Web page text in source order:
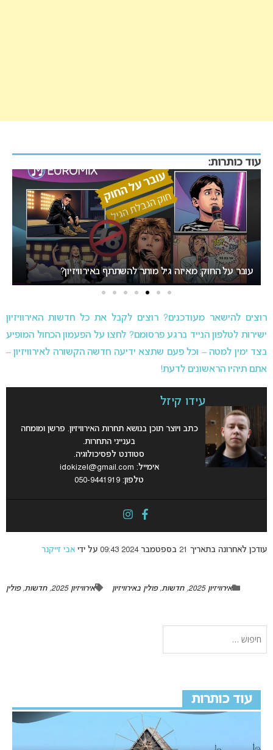
עוד כותרות:
עובר על החוק: מאיזה גיל מותר להשתתף באירוויזיון?
רוצים להישאר מעודכנים? רוצים לקבל את כל חדשות האירוויזיון
ישירות לטלפון הנייד ברגע פרסומם? לחצו על הפעמון הכחול המופיע
בצד ימין למטה – וכל פעם שתצא ידיעה חדשה הקשורה לאירוויזיון –
אתם תיהיו הראשונים לדעת!
עידו קיזל
כתב ויוצר תוכן בנושא תחרות האירוויזיון. פרשן ומומחה
בענייני התחרות.
סטודנט לפסיכולוגיה.
אימייל: idokizel@gmail.com
טלפון: 050-9441919
עודכן לאחרונה בתאריך 21 בספטמבר 2024 09:43 על ידי אבי זייקנר
אירוויזיון 2025 ,חדשות,פולין באירוויזיון אירוויזיון 2025 ,חדשות,פולין
עוד כותרות